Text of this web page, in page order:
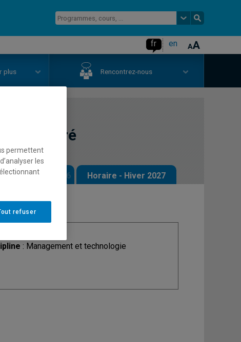
fr en
plus Rencontrez-nous
comparé
- Automne 2026 Horaire - Hiver 2027
: Management et technologie
permettent
les
refuser